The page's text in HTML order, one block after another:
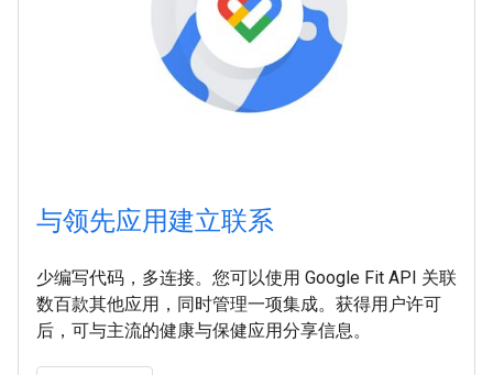
与领先应用建立联系
少编写代码，多连接。您可以使用 Google Fit API 关联
数百款其他应用，同时管理一项集成。获得用户许可
后，可与主流的健康与保健应用分享信息。